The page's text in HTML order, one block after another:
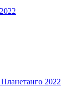
2022